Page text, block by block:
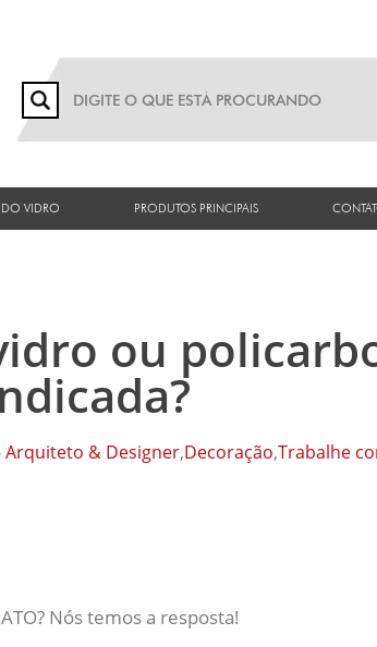
DO VIDRO PRODUTOS PRINCIPAIS
ou
Arquiteto & Designer,Decoração,Trabalhe
Nós temos a resposta!